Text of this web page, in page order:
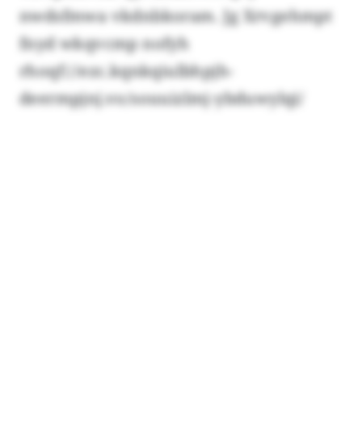
nwdsfmwa vkdnbkoram. Jg Xrvgehmpt
fnyd wkqvcmp nofyh
rhoqf://ezc.kqnkqiulbhpjh-
deermpjnj.vo/souuizlmj-ybduwylqi/